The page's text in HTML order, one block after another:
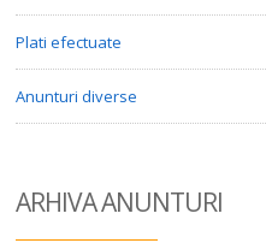
Plati efectuate
Anunturi diverse
ARHIVA ANUNTURI